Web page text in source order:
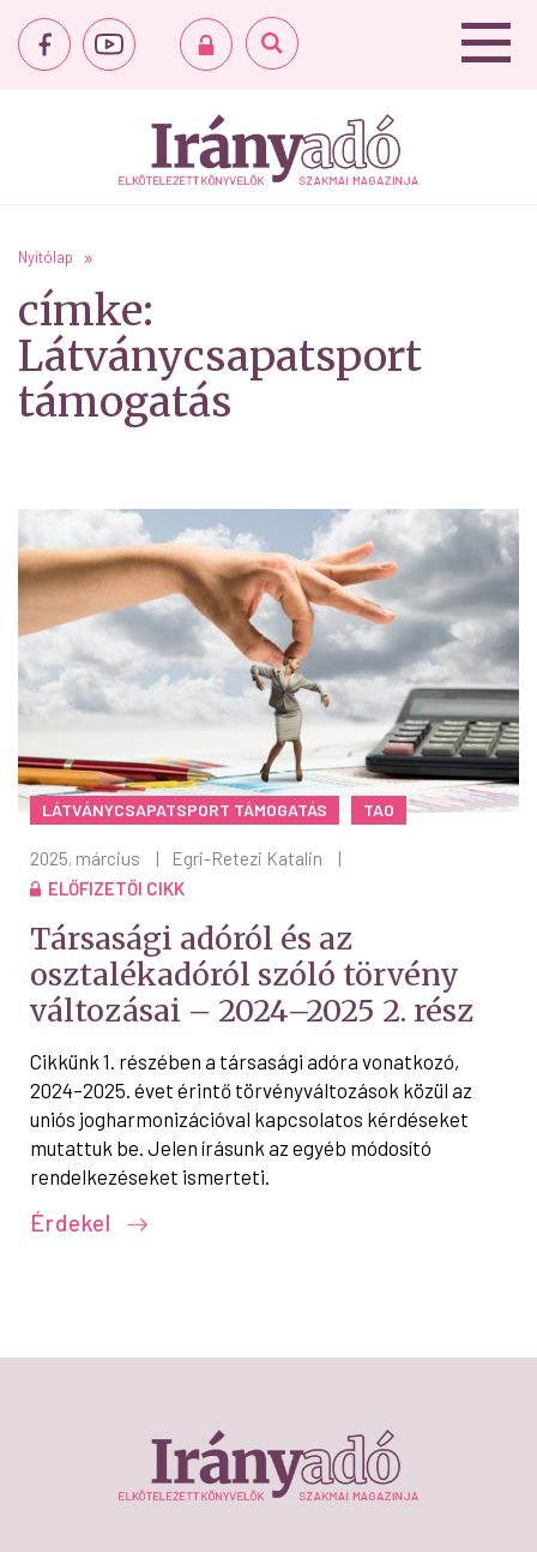
Nyitólap
címke:
Látványcsapatsport
támogatás
LÁTVÁNYCSAPATSPORT TÁMOGATÁS TAO
2025. március | Egri-Retezi Katalin
|
ELŐFIZETŐI CIKK
Társasági adóról és az
osztalékadóról szóló törvény
változásai – 2024–2025 2. rész
Cikkünk 1. részében a társasági adóra vonatkozó,
2024–2025. évet érintő törvényváltozások közül az
uniós jogharmonizációval kapcsolatos kérdéseket
mutattuk be. Jelen írásunk az egyéb módosító
rendelkezéseket ismerteti.
Érdekel